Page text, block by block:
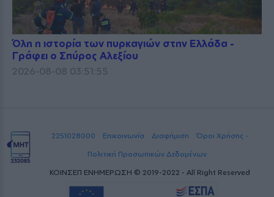
Όλη η ιστορία των πυρκαγιών στην Ελλάδα -
Γράφει ο Σπύρος Αλεξίου
2026-08-08 03:51:55
2251028000 Επικοινωνία Διαφήμιση
Όροι Χρήσης -
Πολιτική Προσωπικών Δεδομένων
ΚΟΙΝΣΕΠ ΕΝΗΜΕΡΩΣΗ © 2019-2022 - All Right Reserved